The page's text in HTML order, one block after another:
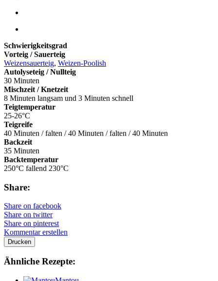
Schwierigkeitsgrad
Vorteig / Sauerteig
Weizensauerteig, Weizen-Poolish
Autolyseteig / Nullteig
30 Minuten
Mischzeit / Knetzeit
8 Minuten langsam und 3 Minuten schnell
Teigtemperatur
25-26°C
Teigreife
40 Minuten / falten / 40 Minuten / falten / 40 Minuten
Backzeit
35 Minuten
Backtemperatur
250°C fallend 230°C
Share:
Share on facebook
Share on twitter
Share on pinterest
Kommentar erstellen
Drucken
Ähnliche Rezepte: